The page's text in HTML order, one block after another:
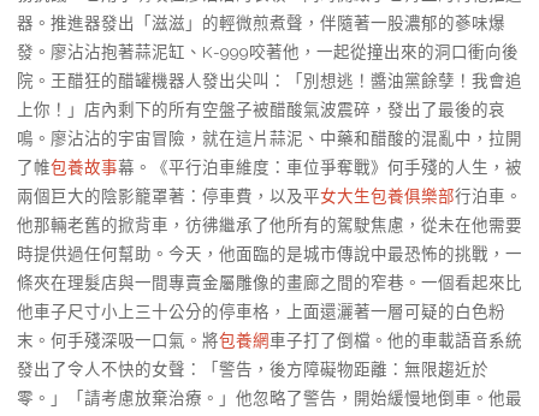
器。推進器發出「滋滋」的輕微煎煮聲，伴隨著一股濃郁的蔘味爆
發。廖沾沾抱著蒜泥缸、K-999咬著他，一起從撞出來的洞口衝向後
院。王醋狂的醋罐機器人發出尖叫：「別想逃！醬油黨餘孽！我會追
上你！」店內剩下的所有空盤子被醋酸氣波震碎，發出了最後的哀
鳴。廖沾沾的宇宙冒險，就在這片蒜泥、中藥和醋酸的混亂中，拉開
了帷包養故事幕。《平行泊車維度：車位爭奪戰》何手殘的人生，被
兩個巨大的陰影籠罩著：停車費，以及平女大生包養俱樂部行泊車。
他那輛老舊的掀背車，彷彿繼承了他所有的駕駛焦慮，從未在他需要
時提供過任何幫助。今天，他面臨的是城市傳說中最恐怖的挑戰，一
條夾在理髮店與一間專賣金屬雕像的畫廊之間的窄巷。一個看起來比
他車子尺寸小上三十公分的停車格，上面還灑著一層可疑的白色粉
末。何手殘深吸一口氣。將包養網車子打了倒檔。他的車載語音系統
發出了令人不快的女聲：「警告，後方障礙物距離：無限趨近於
零。」「請考慮放棄治療。」他忽略了警告，開始緩慢地倒車。他最